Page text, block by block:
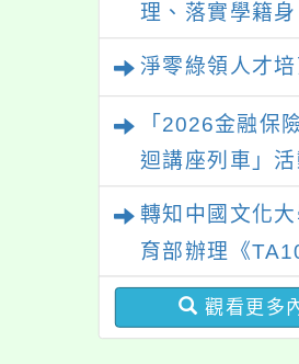
理、落實學籍
程序及理賠申請
淨零綠領人才
「2026金融保
迴講座列車」活
轉知中國文化
育部辦理《
分析基礎認證
學生輔導中心
觀看更多